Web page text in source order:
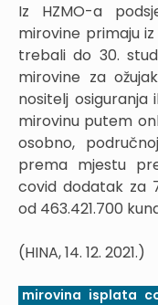
Iz HZMO-a
mirovine primaju
trebali do 30.
mirovine za
nositelj osiguranja
mirovinu putem
osobno,
prema mjestu
covid dodatak za
od 463.421.700
(HINA, 14. 12. 2021.)
mirovina isplata